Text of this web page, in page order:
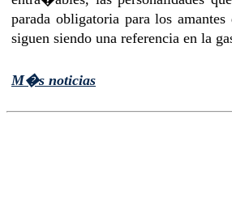
parada obligatoria para los
siguen siendo una referencia en la
M�s noticias